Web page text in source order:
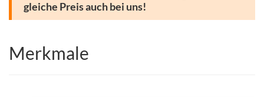
gleiche Preis auch bei uns!
Merkmale